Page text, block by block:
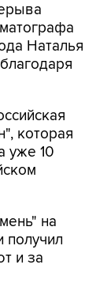
Наталья
которая
уже 10
на
получил
и за